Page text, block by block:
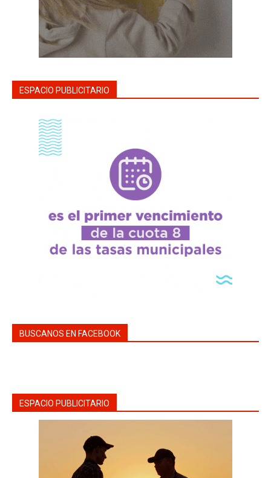
ESPACIO PUBLICITARIO
BUSCANOS EN FACEBOOK
ESPACIO PUBLICITARIO